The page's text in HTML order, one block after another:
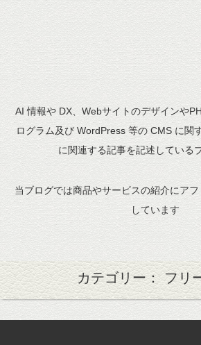
AI 情報や DX、Webサイトのデザインや
ログラム及び WordPress 等の CMS に関
に関連する記事を記述している
当ブログでは商品やサービスの紹介にア
しています
カテゴリー： フリ